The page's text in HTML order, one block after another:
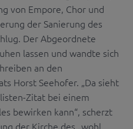
von Empore, Chor und
der Sanierung des
Der Abgeordnete
lassen und wandte sich
an den
Horst Seehofer. „Da sieht
Zitat bei einem
bewirken kann“, scherzt
der Kirche des „wohl